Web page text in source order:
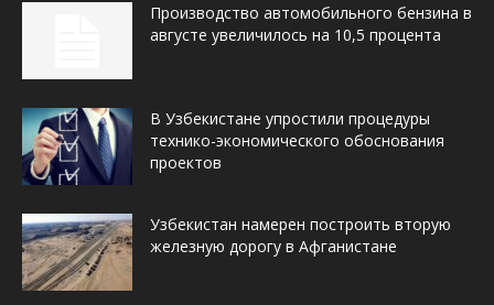
Производство автомобильного бензина в
августе увеличилось на 10,5 процента
В Узбекистане упростили процедуры
технико-экономического обоснования
проектов
Узбекистан намерен построить вторую
железную дорогу в Афганистане